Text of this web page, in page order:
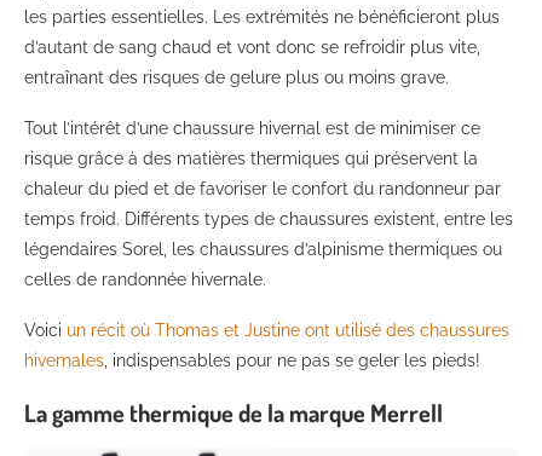
les parties essentielles. Les extrémités ne bénéficieront plus
d’autant de sang chaud et vont donc se refroidir plus vite,
entraînant des risques de gelure plus ou moins grave.
Tout l’intérêt d’une chaussure hivernal est de minimiser ce
risque grâce à des matières thermiques qui préservent la
chaleur du pied et de favoriser le confort du randonneur par
temps froid. Différents types de chaussures existent, entre les
légendaires Sorel, les chaussures d’alpinisme thermiques ou
celles de randonnée hivernale.
Voici un récit où Thomas et Justine ont utilisé des chaussures
hivernales, indispensables pour ne pas se geler les pieds!
La gamme thermique de la marque Merrell